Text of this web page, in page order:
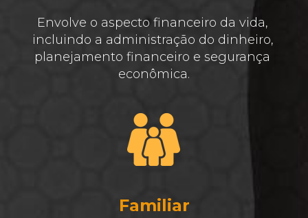
Envolve o aspecto financeiro da vida,
incluindo a administração do dinheiro,
planejamento financeiro e segurança
econômica.
Familiar